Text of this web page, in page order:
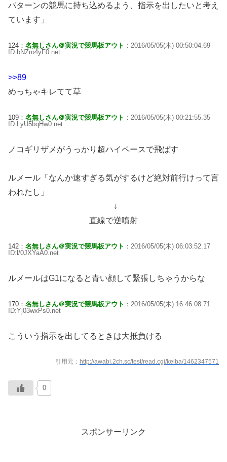
パターンの競馬に持ち込めるよう、指示を出したいと考え
ています」
124： 名無しさん＠実況で競馬板アウト ：2016/05/05(木) 00:50:04.69
ID:bNZro4yF0.net
>>89
めっちゃキレてて草
109： 名無しさん＠実況で競馬板アウト ：2016/05/05(木) 00:21:55.35
ID:LyU5bqHw0.net
ノコギリザメがうっかり超ハイペースで飛ばす
ルメール「なんか速すぎる気がするけど絶対前行けって言
われたし」
↓
直線で逆噴射
142： 名無しさん＠実況で競馬板アウト ：2016/05/05(木) 06:03:52.17
ID:l/0JXYaA0.net
ルメールはG1になると青い顔して緊張しちゃうからな
170： 名無しさん＠実況で競馬板アウト ：2016/05/05(木) 16:46:08.71
ID:Yj03wxPs0.net
こういう指示を出してるときは大抵負ける
引用元： http://awabi.2ch.sc/test/read.cgi/keiba/1462347571
0
スポンサーリンク